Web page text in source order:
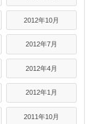
2012年10月
2012年7月
2012年4月
2012年1月
2011年10月